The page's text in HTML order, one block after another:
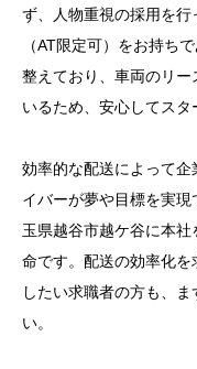
ず、人物重視の採用を
（AT限定可）をお持ち
整えており、車両のリ
いるため、安心してスタ
効率的な配送によって
イバーが夢や目標を実
玉県越谷市越ケ谷に本
命です。配送の効率化
したい求職者の方も、
い。